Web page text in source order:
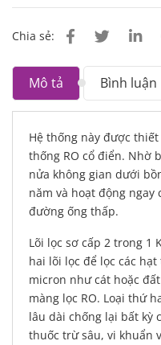
Chia sẻ:
Mô tả Bình luận
Hệ thống này được
thống RO cổ điển. Nhờ
nửa không gian dưới
năm và hoạt động
đường ống thấp.
Lõi lọc sơ cấp 2 trong 1
hai lõi lọc để lọc các
micron như cát hoặc
màng lọc RO. Loại thứ
lâu dài chống lại bất kỳ
thuốc trừ sâu, vi khuẩn